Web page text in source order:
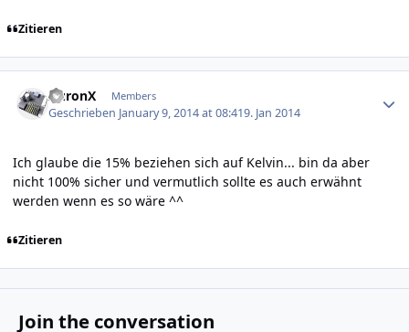
Zitieren
AuronX Members
Geschrieben January 9, 2014 at 08:419. Jan 2014
Ich glaube die 15% beziehen sich auf Kelvin... bin da aber
nicht 100% sicher und vermutlich sollte es auch erwähnt
werden wenn es so wäre ^^
Zitieren
Join the conversation